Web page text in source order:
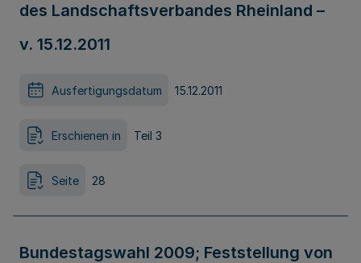
des Landschaftsverbandes Rheinland –
v. 15.12.2011
Ausfertigungsdatum 15.12.2011
Erschienen in Teil 3
Seite 28
Bundestagswahl 2009; Feststellung von